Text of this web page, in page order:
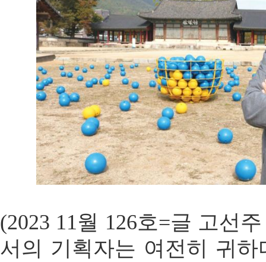
(2023 11월 126호=글 고선
서의 기획자는 여전히 귀